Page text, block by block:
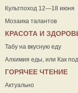
Культпоход 12—18 июня
Мозаика талантов
КРАСОТА И
Табу на вкусную еду
Алхимия еды, или Как
ГОРЯЧЕЕ ЧТЕНИЕ
Актуально